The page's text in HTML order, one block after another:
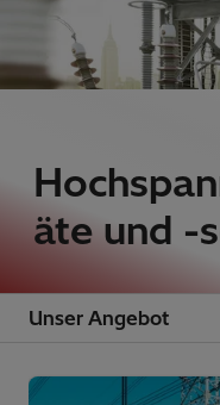
äte und -
Unser Angebot